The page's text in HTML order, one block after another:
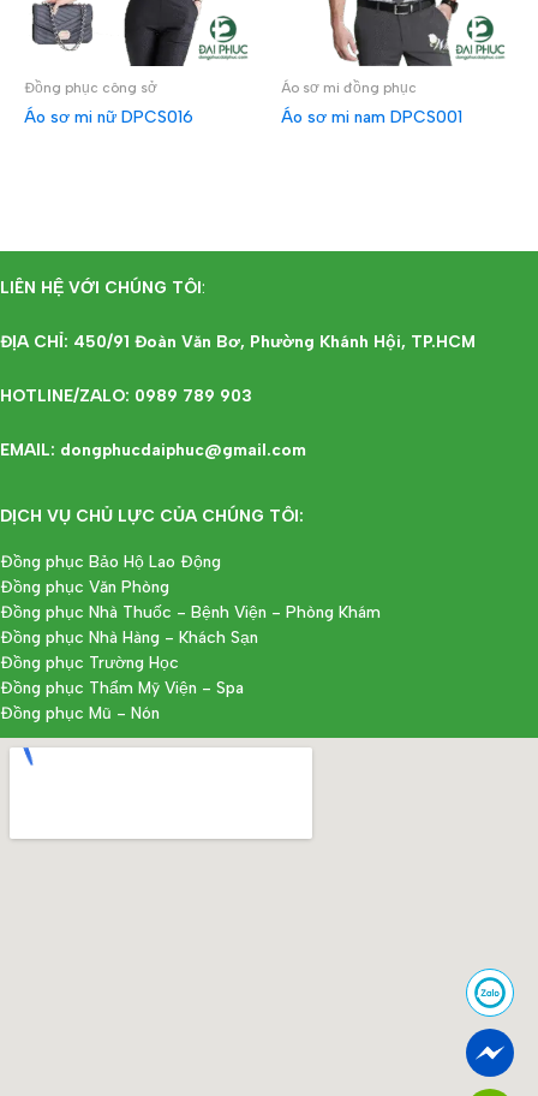
Đồng phục công sở
Áo sơ mi nữ DPCS016
Áo sơ mi đồng phục
Áo sơ mi nam DPCS001
LIÊN HỆ VỚI CHÚNG TÔI:
ĐỊA CHỈ: 450/91 Đoàn Văn Bơ, Phường Khánh Hội, TP.HCM
HOTLINE/ZALO: 0989 789 903
EMAIL: dongphucdaiphuc@gmail.com
DỊCH VỤ CHỦ LỰC CỦA CHÚNG TÔI:
Đồng phục Bảo Hộ Lao Động
Đồng phục Văn Phòng
Đồng phục Nhà Thuốc - Bệnh Viện - Phòng Khám
Đồng phục Nhà Hàng - Khách Sạn
Đồng phục Trường Học
Đồng phục Thẩm Mỹ Viện - Spa
Đồng phục Mũ - Nón